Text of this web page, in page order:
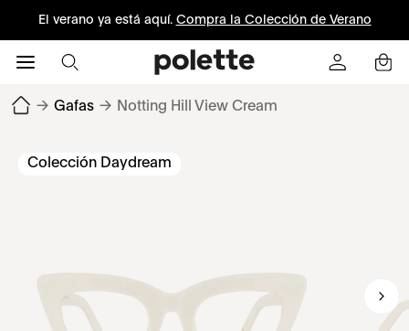
El verano ya está aquí. Compra la Colección de Verano
→ Gafas → Notting Hill View Cream
Colección Daydream